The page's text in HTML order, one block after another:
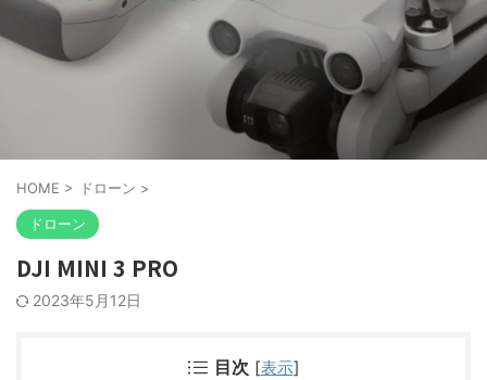
HOME > ドローン >
ドローン
DJI MINI 3 PRO
2023年5月12日
目次 [表示]